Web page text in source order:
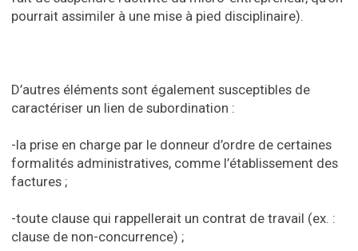
pourrait assimiler à une mise à pied disciplinaire).
D’autres éléments sont également susceptibles de
caractériser un lien de subordination :
-la prise en charge par le donneur d’ordre de certaines
formalités administratives, comme l’établissement des
factures ;
-toute clause qui rappellerait un contrat de travail (ex. :
clause de non-concurrence) ;